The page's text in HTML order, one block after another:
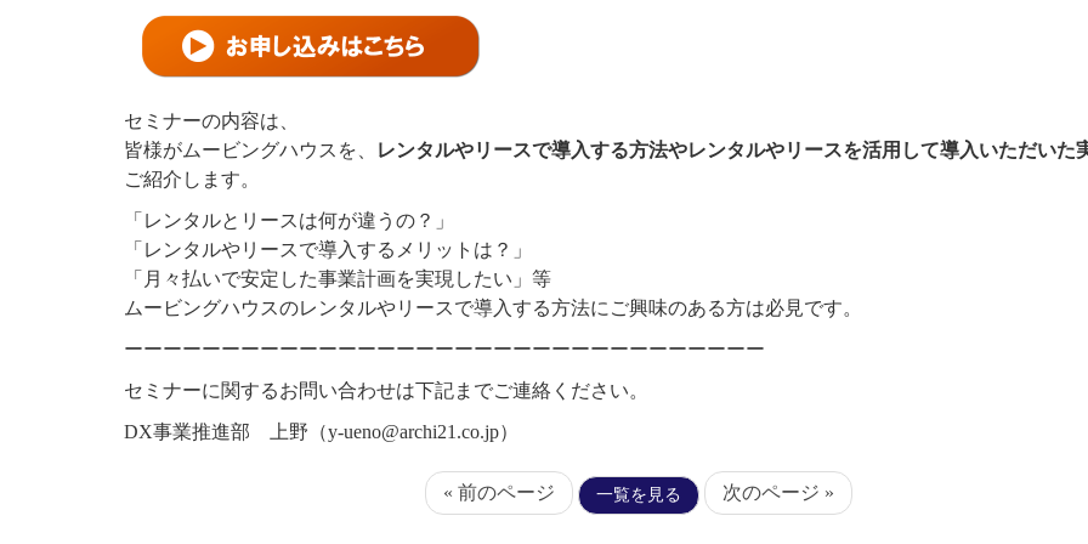
セミナーの内容は、
皆様がムービングハウスを、
レンタルやリースで導入する方法やレンタルやリースを活用して導入いただいた
ご紹介します。
「レンタルとリースは何が違うの？」
「レンタルやリースで導入するメリットは？」
「月々払いで安定した事業計画を実現したい」等
ムービングハウスのレンタルやリースで導入する方法にご興味のある方は必見です。
ーーーーーーーーーーーーーーーーーーーーーーーーーーーーーーーーー
セミナーに関するお問い合わせは下記までご連絡ください。
DX事業推進部 上野（y-ueno@archi21.co.jp）
« 前のページ 一覧を見る 次のページ »